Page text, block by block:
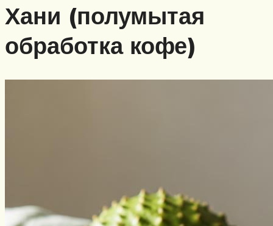
Хани (полумытая
обработка кофе)